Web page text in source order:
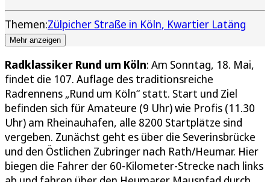
Themen:Zülpicher Straße in Köln Kwartier Latäng
Mehr anzeigen
Radklassiker Rund um Köln: Am Sonntag, 18. Mai,
findet die 107. Auflage des traditionsreiche
Radrennens „Rund um Köln“ statt. Start und Ziel
befinden sich für Amateure (9 Uhr) wie Profis (11.30
Uhr) am Rheinauhafen, alle 8200 Startplätze sind
vergeben. Zunächst geht es über die Severinsbrücke
und den Östlichen Zubringer nach Rath/Heumar. Hier
biegen die Fahrer der 60-Kilometer-Strecke nach links